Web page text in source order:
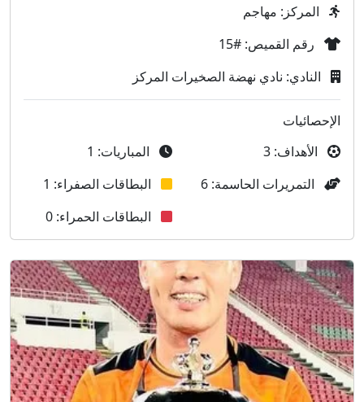
المركز: مهاجم
رقم القميص: #15
النادي: نادي نهضة الصخيرات المركز
الإحصائيات
الأهداف: 3
التمريرات الحاسمة: 6
المباريات: 1
البطاقات الصفراء: 1
البطاقات الحمراء: 0